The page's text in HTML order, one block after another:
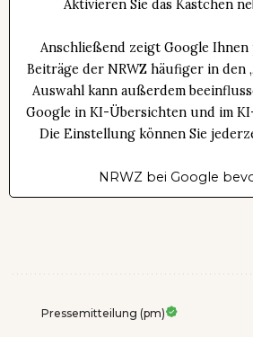
Aktivieren Sie das Kästchen
Anschließend zeigt Google Ihnen
Beiträge der NRWZ häufiger in den
Auswahl kann außerdem
Google in KI-Übersichten und im
Die Einstellung können Sie
NRWZ bei Google
Pressemitteilung (pm)